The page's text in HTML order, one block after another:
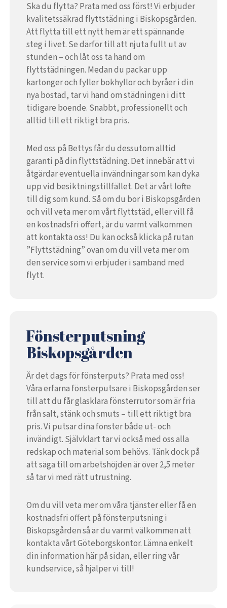
Ska du flytta? Prata med oss först! Vi erbjuder
kvalitetssäkrad flyttstädning i Biskopsgården.
Att flytta till ett nytt hem är ett spännande
steg i livet. Se därför till att njuta fullt ut av
stunden – och låt oss ta hand om
flyttstädningen. Medan du packar upp
kartonger och fyller bokhyllor och byråer i din
nya bostad, tar vi hand om städningen i ditt
tidigare boende. Snabbt, professionellt och
alltid till ett riktigt bra pris.
Med oss på Bettys får du dessutom alltid
garanti på din flyttstädning. Det innebär att vi
åtgärdar eventuella invändningar som kan dyka
upp vid besiktningstillfället. Det är vårt löfte
till dig som kund. Så om du bor i Biskopsgården
och vill veta mer om vårt flyttstäd, eller vill få
en kostnadsfri offert, är du varmt välkommen
att kontakta oss! Du kan också klicka på rutan
”Flyttstädning” ovan om du vill veta mer om
den service som vi erbjuder i samband med
flytt.
Fönsterputsning
Biskopsgården
Är det dags för fönsterputs? Prata med oss!
Våra erfarna fönsterputsare i Biskopsgården ser
till att du får glasklara fönsterrutor som är fria
från salt, stänk och smuts – till ett riktigt bra
pris. Vi putsar dina fönster både ut- och
invändigt. Självklart tar vi också med oss alla
redskap och material som behövs. Tänk dock på
att säga till om arbetshöjden är över 2,5 meter
så tar vi med rätt utrustning.
Om du vill veta mer om våra tjänster eller få en
kostnadsfri offert på fönsterputsning i
Biskopsgården så är du varmt välkommen att
kontakta vårt Göteborgskontor. Lämna enkelt
din information här på sidan, eller ring vår
kundservice, så hjälper vi till!